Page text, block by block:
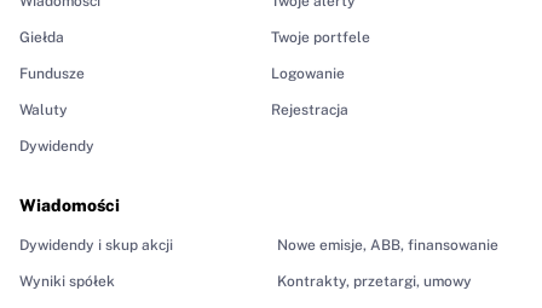
Giełda
Fundusze
Waluty
Dywidendy
Wiadomości
Dywidendy i skup akcji
Wyniki spółek
Nowe emisje, ABB, finansowanie
Kontrakty, przetargi, umowy
Twoje portfele
Logowanie
Rejestracja